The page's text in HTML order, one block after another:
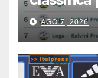
cresce
AGO 7, 2026